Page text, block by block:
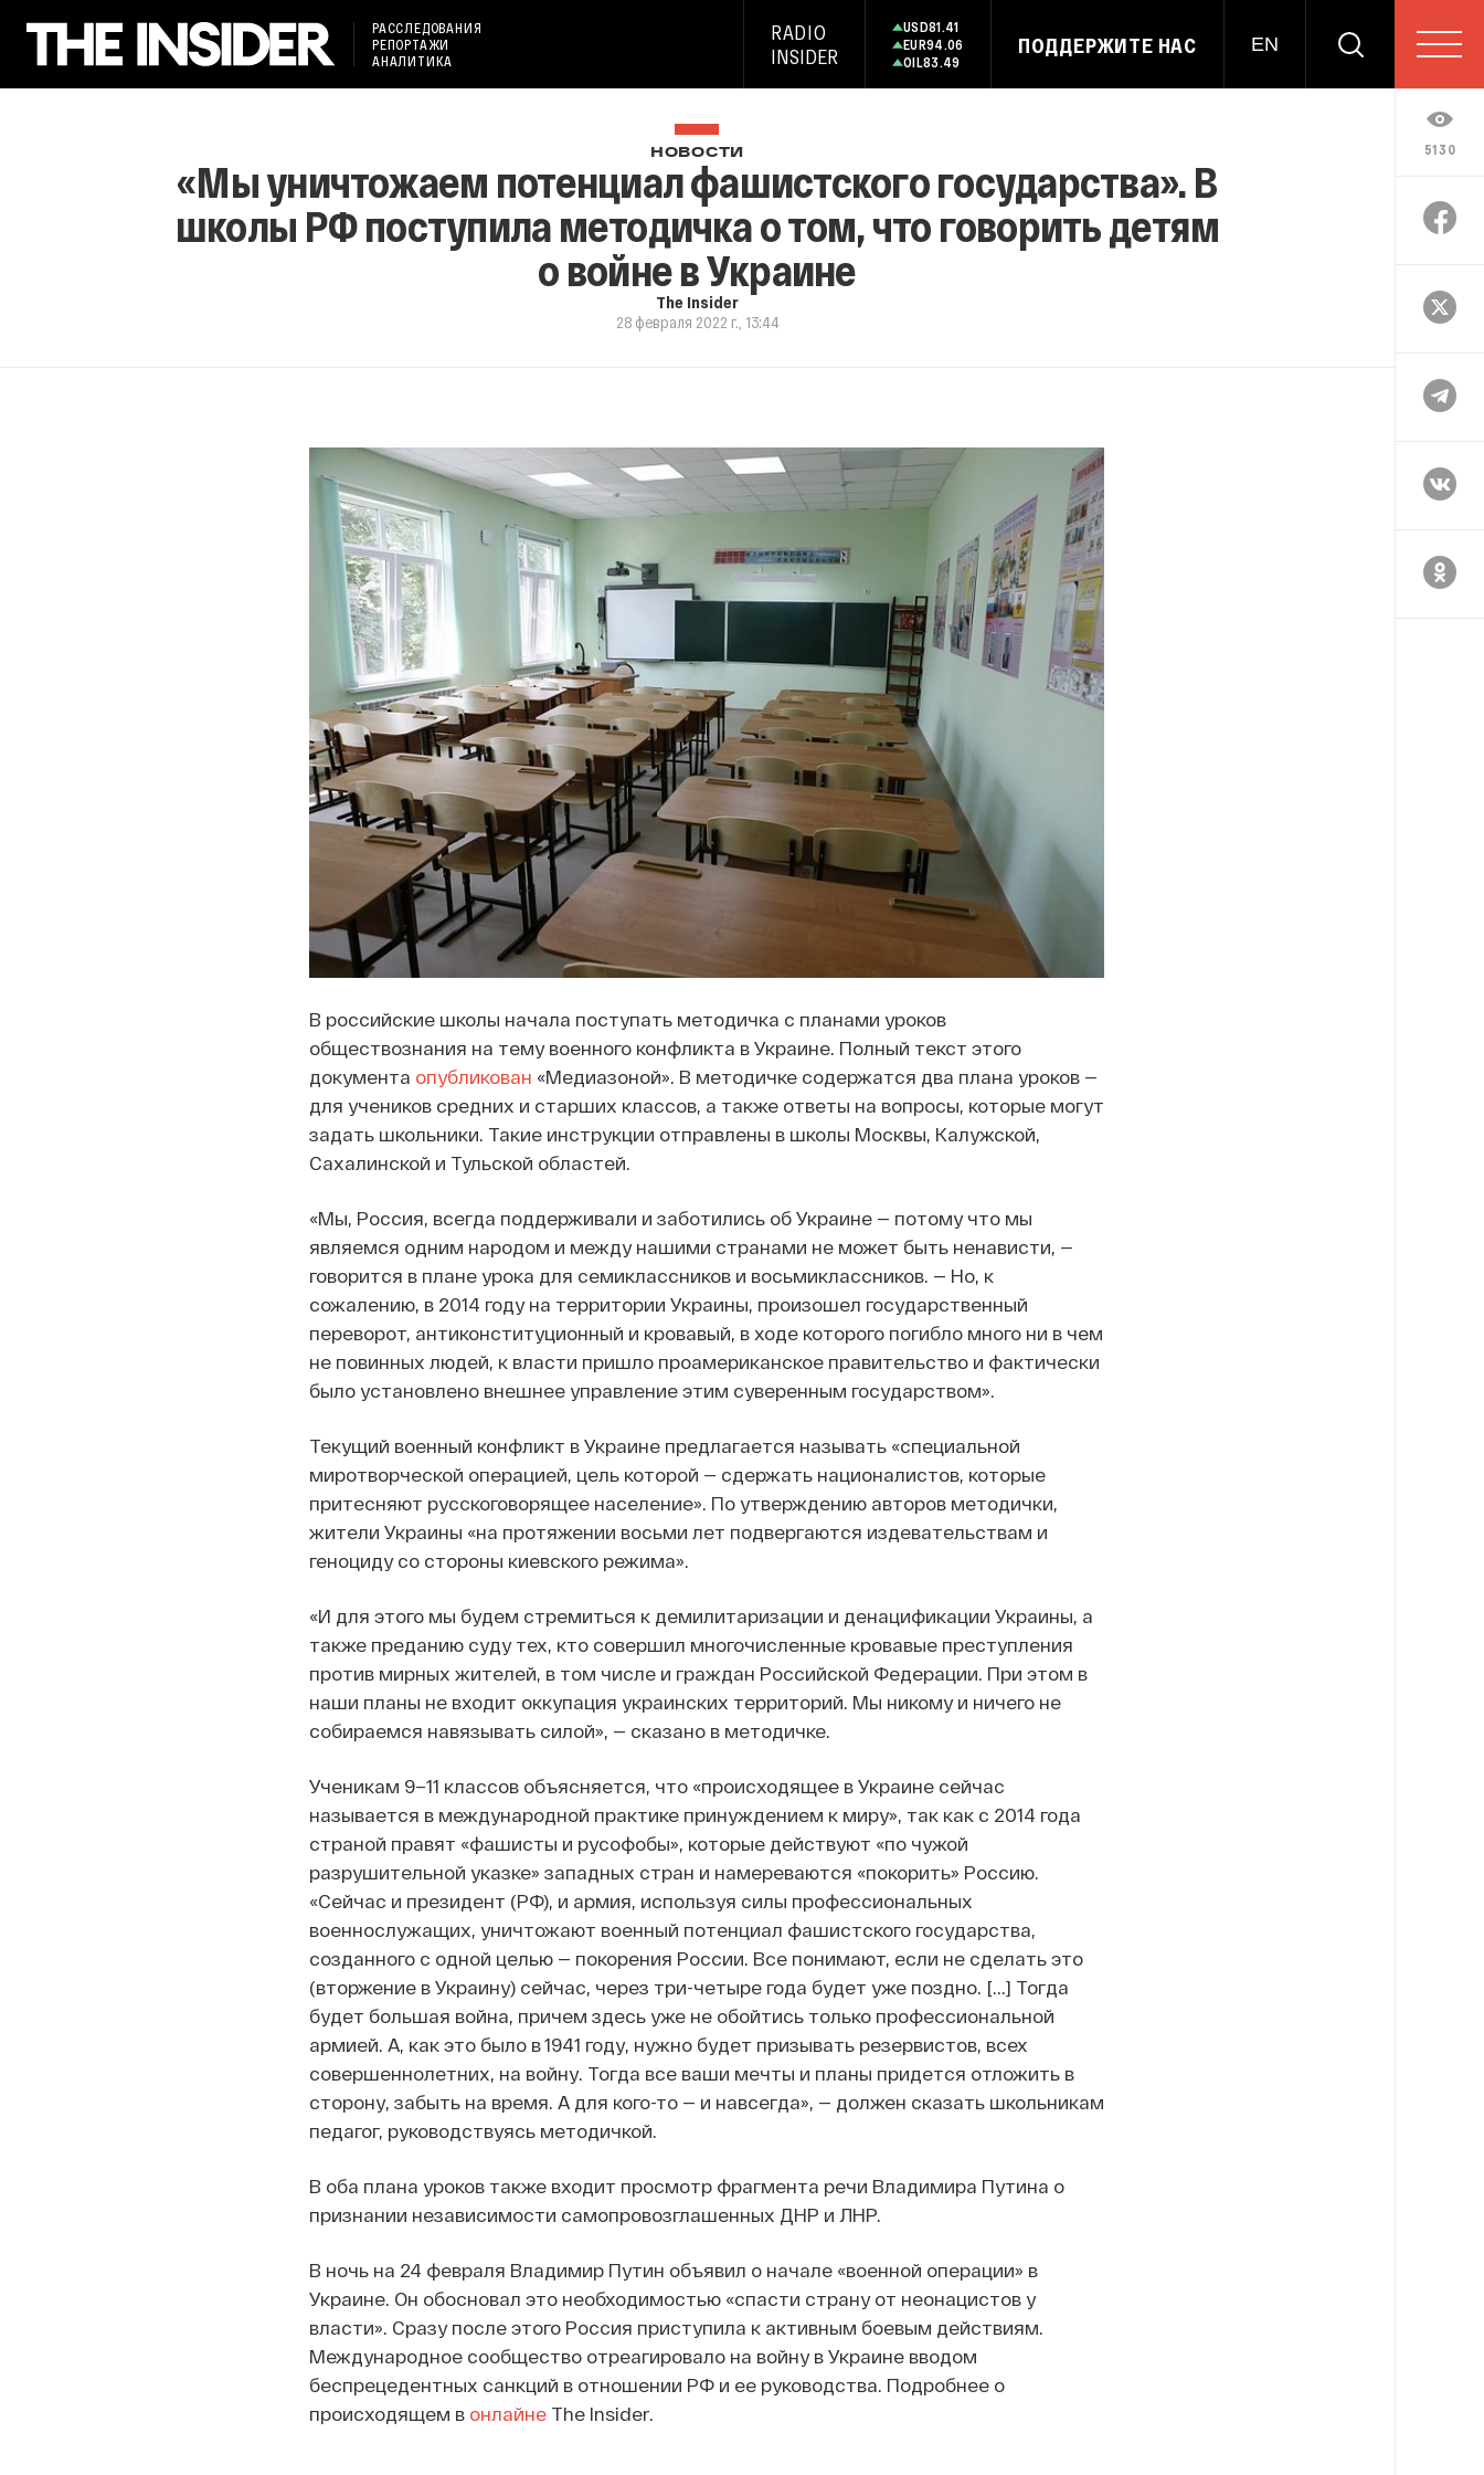
РАССЛЕДОВАНИЯ
РЕПОРТАЖИ
АНАЛИТИКА
RADIO
INSIDER
USD81.41
EUR94.06
OIL83.49
ПОДДЕРЖИТЕ НАС EN
5130
НОВОСТИ
«Мы уничтожаем потенциал фашистского государства». В
школы РФ поступила методичка о том, что говорить детям
о войне в Украине
The Insider
28 февраля 2022 г., 13:44
В российские школы начала поступать методичка с планами уроков
обществознания на тему военного конфликта в Украине. Полный текст этого
документа опубликован «Медиазоной». В методичке содержатся два плана уроков —
для учеников средних и старших классов, а также ответы на вопросы, которые могут
задать школьники. Такие инструкции отправлены в школы Москвы, Калужской,
Сахалинской и Тульской областей.
«Мы, Россия, всегда поддерживали и заботились об Украине — потому что мы
являемся одним народом и между нашими странами не может быть ненависти, —
говорится в плане урока для семиклассников и восьмиклассников. — Но, к
сожалению, в 2014 году на территории Украины, произошел государственный
переворот, антиконституционный и кровавый, в ходе которого погибло много ни в чем
не повинных людей, к власти пришло проамериканское правительство и фактически
было установлено внешнее управление этим суверенным государством».
Текущий военный конфликт в Украине предлагается называть «специальной
миротворческой операцией, цель которой — сдержать националистов, которые
притесняют русскоговорящее население». По утверждению авторов методички,
жители Украины «на протяжении восьми лет подвергаются издевательствам и
геноциду со стороны киевского режима».
«И для этого мы будем стремиться к демилитаризации и денацификации Украины, а
также преданию суду тех, кто совершил многочисленные кровавые преступления
против мирных жителей, в том числе и граждан Российской Федерации. При этом в
наши планы не входит оккупация украинских территорий. Мы никому и ничего не
собираемся навязывать силой», — сказано в методичке.
Ученикам 9–11 классов объясняется, что «происходящее в Украине сейчас
называется в международной практике принуждением к миру», так как с 2014 года
страной правят «фашисты и русофобы», которые действуют «по чужой
разрушительной указке» западных стран и намереваются «покорить» Россию.
«Сейчас и президент (РФ), и армия, используя силы профессиональных
военнослужащих, уничтожают военный потенциал фашистского государства,
созданного с одной целью — покорения России. Все понимают, если не сделать это
(вторжение в Украину) сейчас, через три-четыре года будет уже поздно. [...] Тогда
будет большая война, причем здесь уже не обойтись только профессиональной
армией. А, как это было в 1941 году, нужно будет призывать резервистов, всех
совершеннолетних, на войну. Тогда все ваши мечты и планы придется отложить в
сторону, забыть на время. А для кого-то — и навсегда», — должен сказать школьникам
педагог, руководствуясь методичкой.
В оба плана уроков также входит просмотр фрагмента речи Владимира Путина о
признании независимости самопровозглашенных ДНР и ЛНР.
В ночь на 24 февраля Владимир Путин объявил о начале «военной операции» в
Украине. Он обосновал это необходимостью «спасти страну от неонацистов у
власти». Сразу после этого Россия приступила к активным боевым действиям.
Международное сообщество отреагировало на войну в Украине вводом
беспрецедентных санкций в отношении РФ и ее руководства. Подробнее о
происходящем в онлайнеThe Insider.